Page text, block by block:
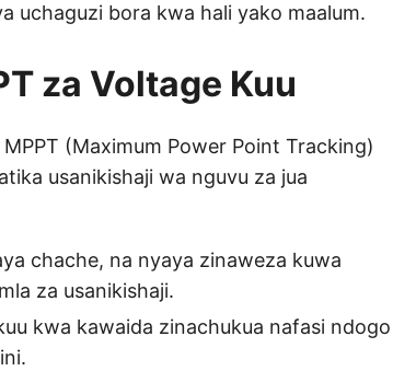
uchaguzi bora kwa hali yako maalum.
za Voltage Kuu
(Maximum Power Point Tracking)
usanikishaji wa nguvu za jua
chache, na nyaya zinaweza kuwa
za usanikishaji.
kwa kawaida zinachukua nafasi ndogo